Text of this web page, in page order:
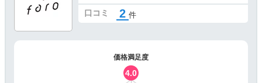
口コミ 2 件
価格満足度
4.0